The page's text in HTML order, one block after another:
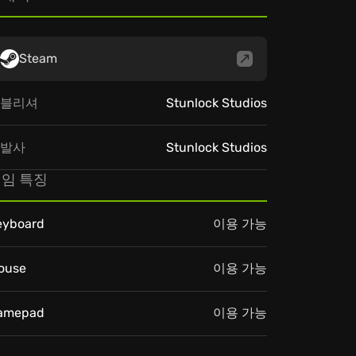
Steam
리셔 Stunlock Studios
사 Stunlock Studios
특징
이용 가능
이용 가능
이용 가능